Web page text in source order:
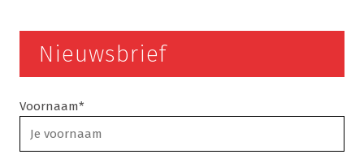
Nieuwsbrief
Voornaam*